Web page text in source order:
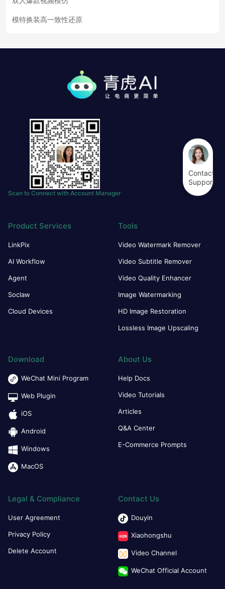
模特换装高一致性还原
Scan to Connect with Account Manager
Product Services
LinkPix
AI Workflow
Agent
Soclaw
Cloud Devices
Tools
Video Watermark Remover
Video Subtitle Remover
Video Quality Enhancer
Image Watermarking
HD Image Restoration
Lossless Image Upscaling
Download
WeChat Mini Program
Web Plugin
iOS
Android
Windows
MacOS
About Us
Help Docs
Video Tutorials
Articles
Q&A Center
E-Commerce Prompts
Legal & Compliance
User Agreement
Privacy Policy
Delete Account
Contact Us
Douyin
Xiaohongshu
Video Channel
WeChat Official Account
Contact
Support